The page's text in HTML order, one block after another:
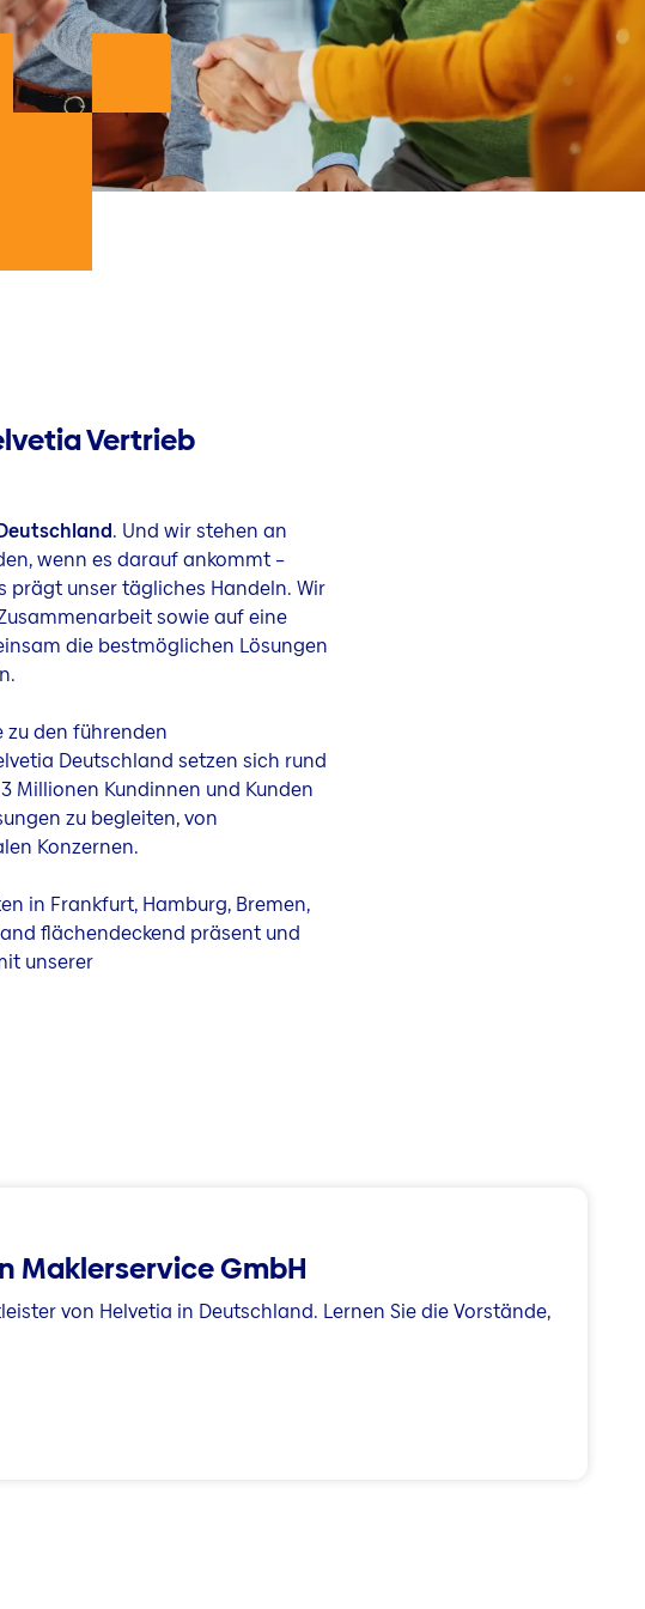
Vertrieb
. Und wir stehen an
wenn es darauf ankommt –
prägt unser tägliches Handeln. Wir
sowie auf eine
die bestmöglichen Lösungen
zu den führenden
Deutschland setzen sich rund
Kundinnen und Kunden
zu begleiten, von
Konzernen.
in Frankfurt, Hamburg, Bremen,
flächendeckend präsent und
unserer
Maklerservice GmbH
von Helvetia in Deutschland. Lernen Sie die Vorstände,